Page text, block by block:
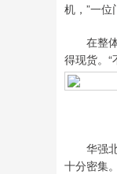
机，”一位
在整体
得现货。“
华强北
十分密集